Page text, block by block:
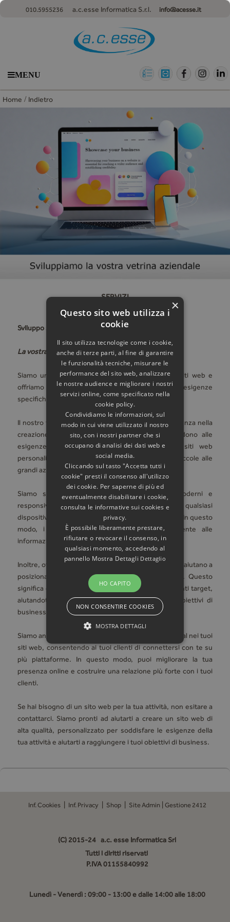
010.5955236 a.c.esse Informatica S.r.l. info@acesse.it
MENU
Home / Indietro
SERVIZI
Sviluppo siti web
La vostra Azienda on-line
Siamo un'azienda specializzata nello sviluppo di siti web e
offriamo soluzioni personalizzate per soddisfare le esigenze
specifiche della tua attività.
Il nostro team di esperti sviluppatori web ha esperienza nella
creazione di siti web di alta qualità che rispondono alle
esigenze del tuo business. Possiamo creare siti web
personalizzati per qualsiasi tipo di attività, dalle piccole alle
grandi aziende.
Siamo specializzati in sviluppo di siti web moderni e
responsive, che si adattano perfettamente a qualsiasi
dispositivo, dal desktop al tablet e allo smartphone. In questo
modo, i tuoi clienti possono accedere facilmente alle
informazioni sul tuo sito web ovunque si trovino.
Inoltre, offriamo servizi di ottimizzazione SEO, che ti aiutano a
posizionare il tuo sito web sui motori di ricerca. Questo
significa che il tuo sito web sarà visibile ai tuoi clienti target,
aiutandoti a raggiungere più facilmente i tuoi obiettivi di
business.
Siamo anche in grado di integrare le tue pagine social nei tuoi
siti web, consentendo ai tuoi clienti di connettersi con te su
più piattaforme. In questo modo, puoi migliorare la tua
presenza online e costruire una relazione più forte con i tuoi
clienti.
Se hai bisogno di un sito web per la tua attività, non esitare a
contattarci. Siamo pronti ad aiutarti a creare un sito web di
alta qualità, personalizzato per soddisfare le esigenze della
tua attività e aiutarti a raggiungere i tuoi obiettivi di business.
Inf. Cookies| Inf. Privacy Shop| Site Admin| Gestione 2412
(C) 2015-24 a.c. esse Informatica Srl
Tutti i diritti riservati
P.IVA 01155840992
Lunedì - Venerdì : 09:00 - 13:00 e dalle 14:00 alle 18:00
×
Questo sito web utilizza i
cookie
Il sito utilizza tecnologie come i cookie,
anche di terze parti, al fine di garantire
le funzionalità tecniche, misurare le
performance del sito web, analizzare
le nostre audience e migliorare i nostri
servizi online, come specificato nella
cookie policy.
Condividiamo le informazioni, sul
modo in cui viene utilizzato il nostro
sito, con i nostri partner che si
occupano di analisi dei dati web e
social media.
Cliccando sul tasto "Accetta tutti i
cookie" presti il consenso all'utilizzo
dei cookie. Per saperne di più ed
eventualmente disabilitare i cookie,
consulta le informative sui cookies e
privacy.
È possibile liberamente prestare,
rifiutare o revocare il consenso, in
qualsiasi momento, accedendo al
pannello Mostra Dettagli Dettaglio
HO CAPITO
NON CONSENTIRE COOKIES
MOSTRA DETTAGLI